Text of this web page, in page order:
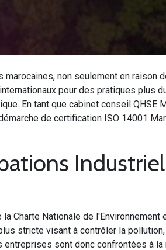
non seulement en raison
pour des pratiques plus
En tant que cabinet conseil QHSE
de certification ISO 14001
Charte Nationale de l'Environnement
stricte visant à contrôler la
sont donc confrontées à la